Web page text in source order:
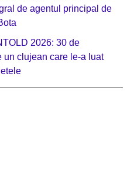
de agentul principal de
2026: 30 de
un clujean care le-a luat